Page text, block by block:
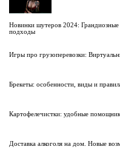
Новинки шутеров 2024:
подходы
Игры про грузоперевозки:
Брекеты: особенности, виды и
Картофелечистки: удобные
Доставка алкоголя на дом. Новые